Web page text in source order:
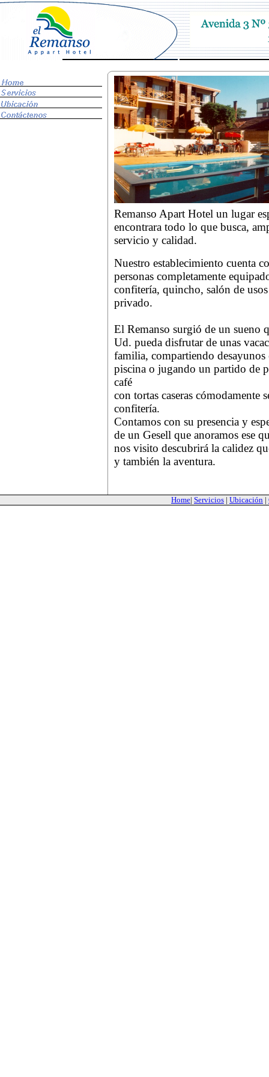
Remanso Apart Hotel un lugar
encontrara todo lo que busca,
servicio y calidad.
Nuestro establecimiento cuenta
personas completamente
confitería, quincho, salón de
privado.
El Remanso surgió de un sueno
Ud. pueda disfrutar de unas
familia, compartiendo
piscina o jugando un partido de
café
con tortas caseras cómodamente
confitería.
Contamos con su presencia y
de un Gesell que anoramos ese
nos visito descubrirá la calidez
y también la aventura.
Home| Servicios | Ubicación |